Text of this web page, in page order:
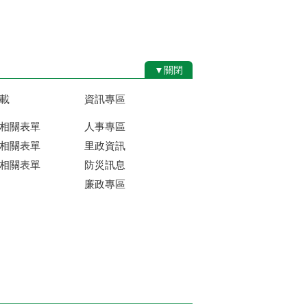
▼關閉
關表單
關表單
關表單
資訊專區
人事專區
里政資訊
防災訊息
廉政專區